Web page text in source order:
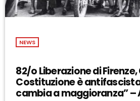
NEWS
82/o Liberazione di Firenze,
Costituzione è
cambia a maggioranza” –